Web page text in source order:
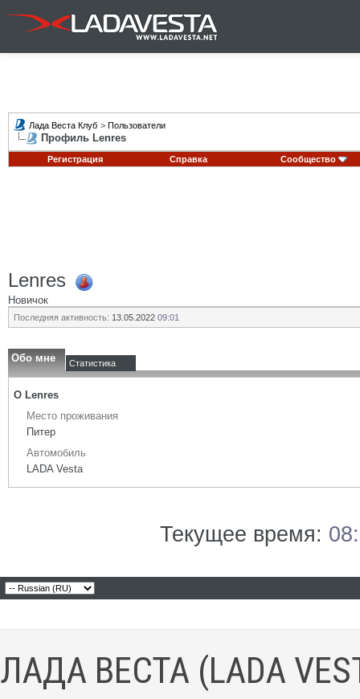
Лада Веста Клуб > Пользователи
Профиль Lenres
Регистрация Справка Сообщество
Lenres
Новичок
Последняя активность: 13.05.2022 09:01
Обо мне Статистика
О Lenres
Место проживания
Питер
Автомобиль
LADA Vesta
Текущее время:
ЛАДА ВЕСТА (LADA